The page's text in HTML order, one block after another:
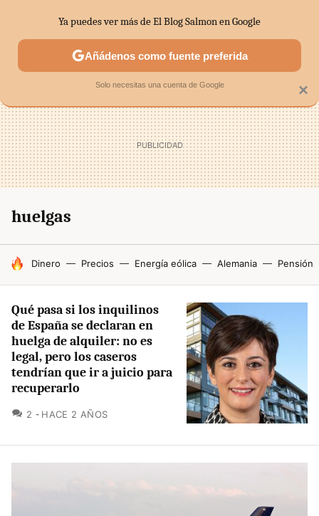
SECTORES ECONOMÍA DOMÉSTICA MERCADOS
huelgas
HOY SE HABLA DE
Dinero Precios Energía eólica Alemania Pensión
Qué pasa si los inquilinos
de España se declaran en
huelga de alquiler: no es
legal, pero los caseros
tendrían que ir a juicio para
recuperarlo
2 COMENTARIOS
HACE 2 AÑOS
×
Ya puedes ver más de El Blog Salmon en Google
Añádenos como fuente preferida
Solo necesitas una cuenta de Google